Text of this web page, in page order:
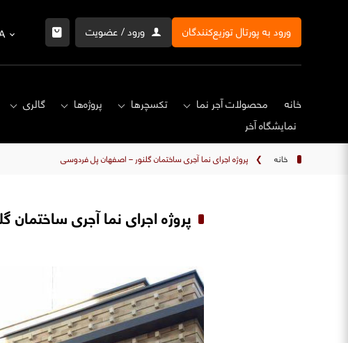
ورود به پورتال توزیع‌کنندگان ورود / عضویت
خانه محصولات آجر نما تکسچرها پروژه‌ها گالری
نمایشگاه‌ آخر
خانه ❯ پروژه اجرای نما آجری ساختمان گلنور – اصفهان پل فردوسی
پروژه اجرای نما آجری